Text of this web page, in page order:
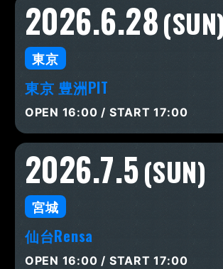
2026.6.28(SUN)
東京
東京 豊洲PIT
OPEN 16:00 / START 17:00
2026.7.5(SUN)
宮城
仙台Rensa
OPEN 16:00 / START 17:00